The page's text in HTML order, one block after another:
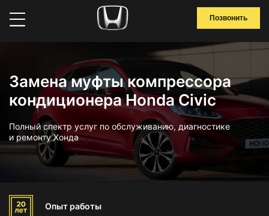
Позвонить
Замена муфты компрессора
кондиционера Honda Civic
Полный спектр услуг по обслуживанию, диагностике
и ремонту Хонда
Опыт работы